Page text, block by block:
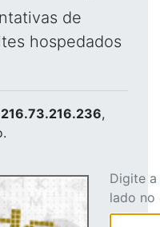
de
hospedados
216.73.216.236,
Digite
lado no